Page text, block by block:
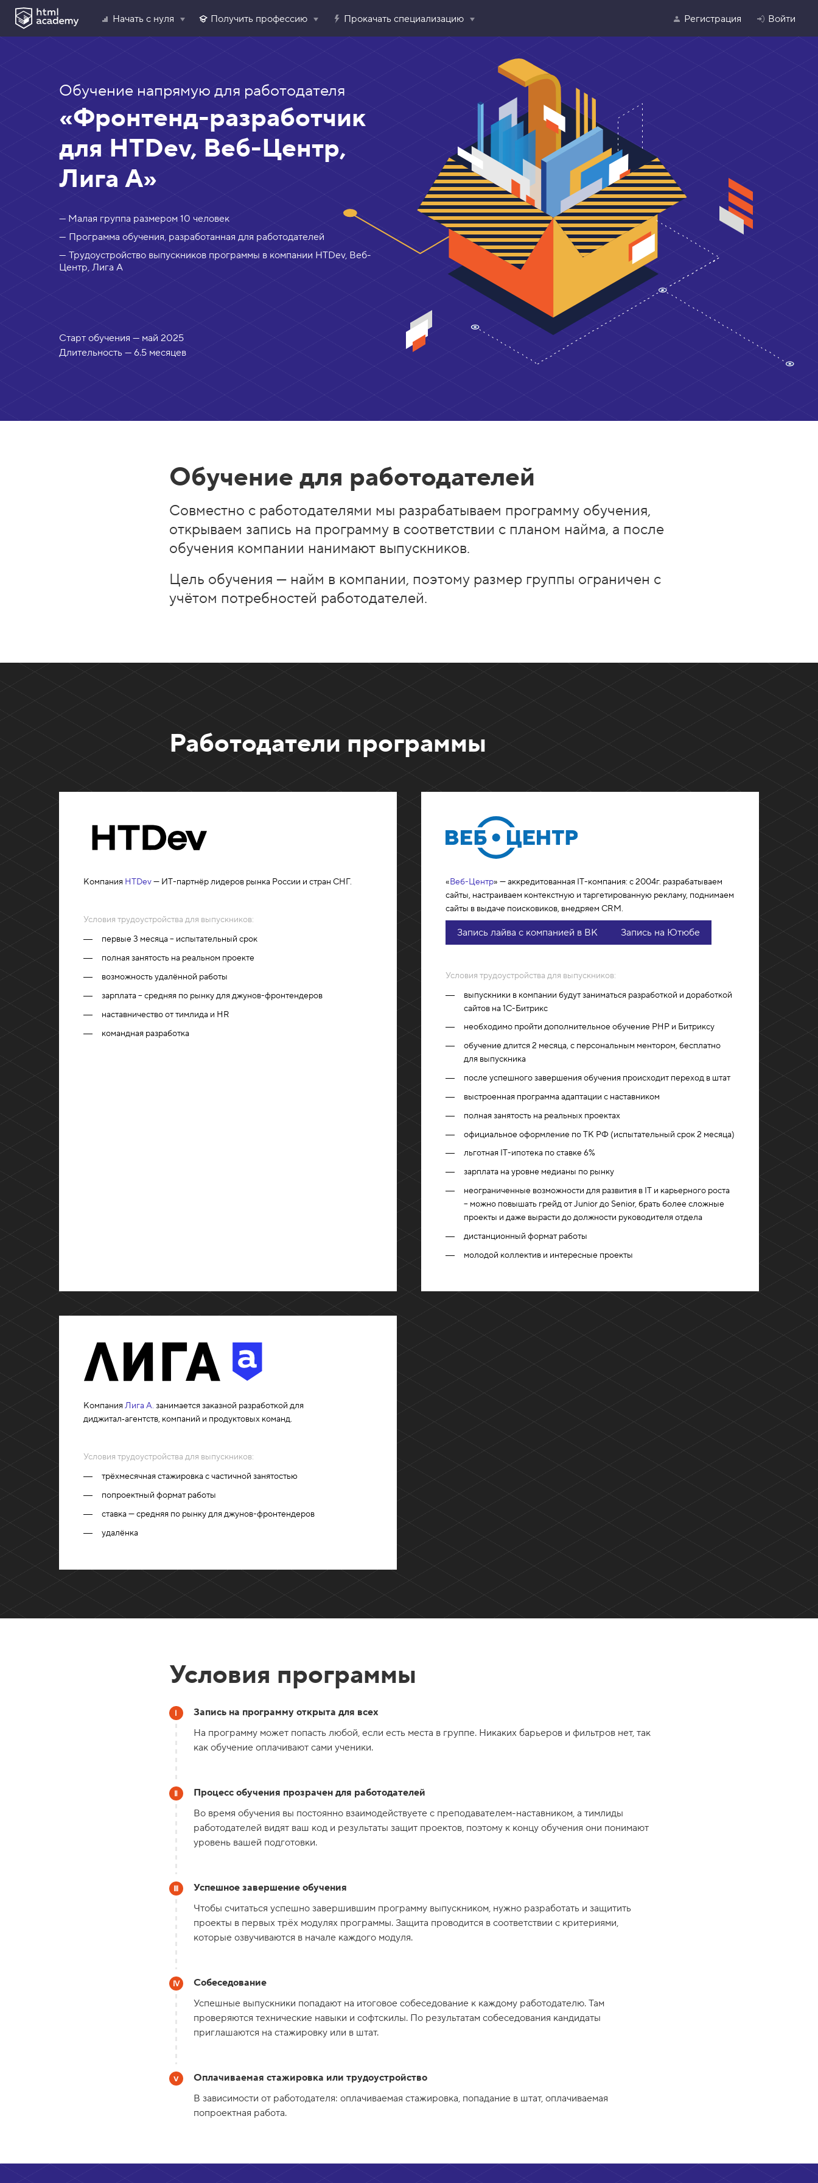
Начать с нуля Получить профессию Прокачать специализацию Регистрация Войти
Обучение напрямую для работодателя
«Фронтенд-разработчик
для HTDev, Веб-Центр,
Лига А»
— Малая группа размером 10 человек
— Программа обучения, разработанная для работодателей
— Трудоустройство выпускников программы в компании HTDev, Веб-
Центр, Лига А
Старт обучения — май 2025
Длительность — 6.5 месяцев
Обучение для работодателей
Совместно с работодателями мы разрабатываем программу обучения,
открываем запись на программу в соответствии с планом найма, а после
обучения компании нанимают выпускников.
Цель обучения — найм в компании, поэтому размер группы ограничен с
учётом потребностей работодателей.
Работодатели программы
Компания HTDev— ИТ-партнёр лидеров рынка России и стран СНГ.
Условия трудоустройства для выпускников:
первые 3 месяца – испытательный срок
полная занятость на реальном проекте
возможность удалённой работы
зарплата – средняя по рынку для джунов-фронтендеров
наставничество от тимлида и HR
командная разработка
«Веб-Центр» — аккредитованная IT-компания: с 2004г. разрабатываем
сайты, настраиваем контекстную и таргетированную рекламу, поднимаем
сайты в выдаче поисковиков, внедряем CRM.
Запись лайва с компанией в ВК Запись на Ютюбе
Условия трудоустройства для выпускников:
выпускники в компании будут заниматься разработкой и доработкой
сайтов на 1С-Битрикс
необходимо пройти дополнительное обучение PHP и Битриксу
обучение длится 2 месяца, с персональным ментором, бесплатно
для выпускника
после успешного завершения обучения происходит переход в штат
выстроенная программа адаптации с наставником
полная занятость на реальных проектах
официальное оформление по ТК РФ (испытательный срок 2 месяца)
льготная IT-ипотека по ставке 6%
зарплата на уровне медианы по рынку
неограниченные возможности для развития в IT и карьерного роста
– можно повышать грейд от Junior до Senior, брать более сложные
проекты и даже вырасти до должности руководителя отдела
дистанционный формат работы
молодой коллектив и интересные проекты
КомпанияЛига А. занимается заказной разработкой для
диджитал‑агентств, компаний и продуктовых команд.
Условия трудоустройства для выпускников:
трёхмесячная стажировка с частичной занятостью
попроектный формат работы
ставка — средняя по рынку для джунов-фронтендеров
удалёнка
Условия программы
Запись на программу открыта для всех
На программу может попасть любой, если есть места в группе. Никаких барьеров и фильтров нет, так
как обучение оплачивают сами ученики.
Процесс обучения прозрачен для работодателей
Во время обучения вы постоянно взаимодействуете с преподавателем-наставником, а тимлиды
работодателей видят ваш код и результаты защит проектов, поэтому к концу обучения они понимают
уровень вашей подготовки.
Успешное завершение обучения
Чтобы считаться успешно завершившим программу выпускником, нужно разработать и защитить
проекты в первых трёх модулях программы. Защита проводится в соответствии с критериями,
которые озвучиваются в начале каждого модуля.
Собеседование
Успешные выпускники попадают на итоговое собеседование к каждому работодателю. Там
проверяются технические навыки и софтскилы. По результатам собеседования кандидаты
приглашаются на стажировку или в штат.
Оплачиваемая стажировка или трудоустройство
В зависимости от работодателя: оплачиваемая стажировка, попадание в штат, оплачиваемая
попроектная работа.